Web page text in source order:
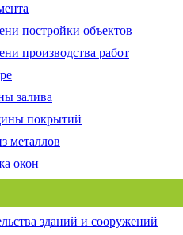
постройки объектов
производства работ
залива
покрытий
металлов
окон
зданий и сооружений